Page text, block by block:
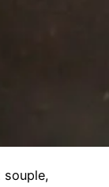
souple,